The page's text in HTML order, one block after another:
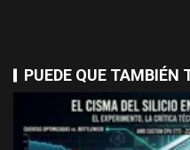
PUEDE QUE TAMBIÉN